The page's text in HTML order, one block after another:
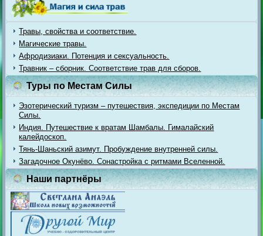
Травы, свойства и соответствие.
Магические травы.
Афродизиаки. Потенция и сексуальность.
Травник – сборник. Соответствие трав для сборов.
Туры по Местам Силы
Эзотерический туризм – путешествия, экспедиции по Местам
Силы.
Индия. Путешествие к вратам Шамбалы. Гималайский
калейдоскоп.
Тянь-Шаньский азимут. Пробуждение внутренней силы.
Загадочное Окунёво. Сонастройка с ритмами Вселенной.
Наши партнёры